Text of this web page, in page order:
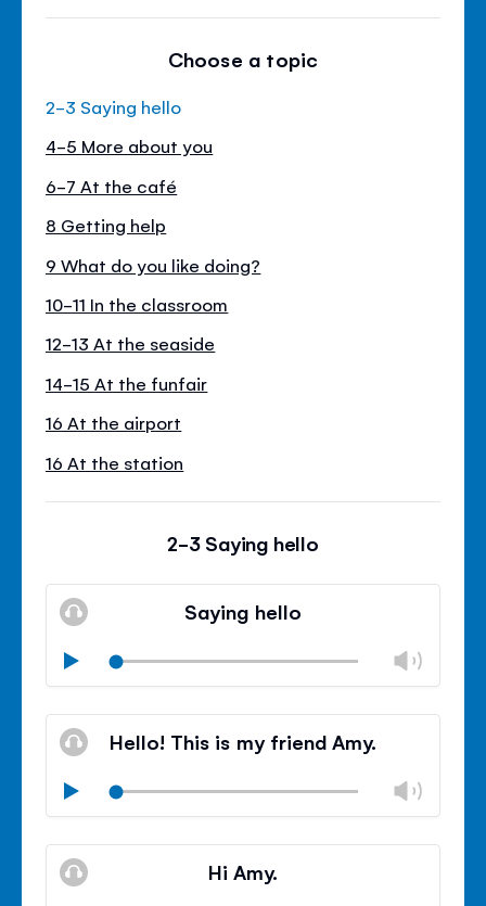
Choose a topic
2-3 Saying hello
4-5 More about you
6-7 At the café
8 Getting help
9 What do you like doing?
10-11 In the classroom
12-13 At the seaside
14-15 At the funfair
16 At the airport
16 At the station
2-3 Saying hello
Saying hello
Play
stumm
Hello! This is my friend Amy.
Play
stumm
Hi Amy.